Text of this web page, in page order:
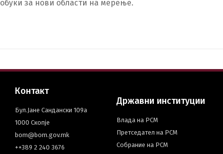
обуки за нови области на мерење.
Контакт
Бул.Јане Сандански 109а
1000 Скопје
bom@bom.gov.mk
++389 2 240 3676
Државни институции
Влада на РСМ
Претседател на РСМ
Собрание на РСМ